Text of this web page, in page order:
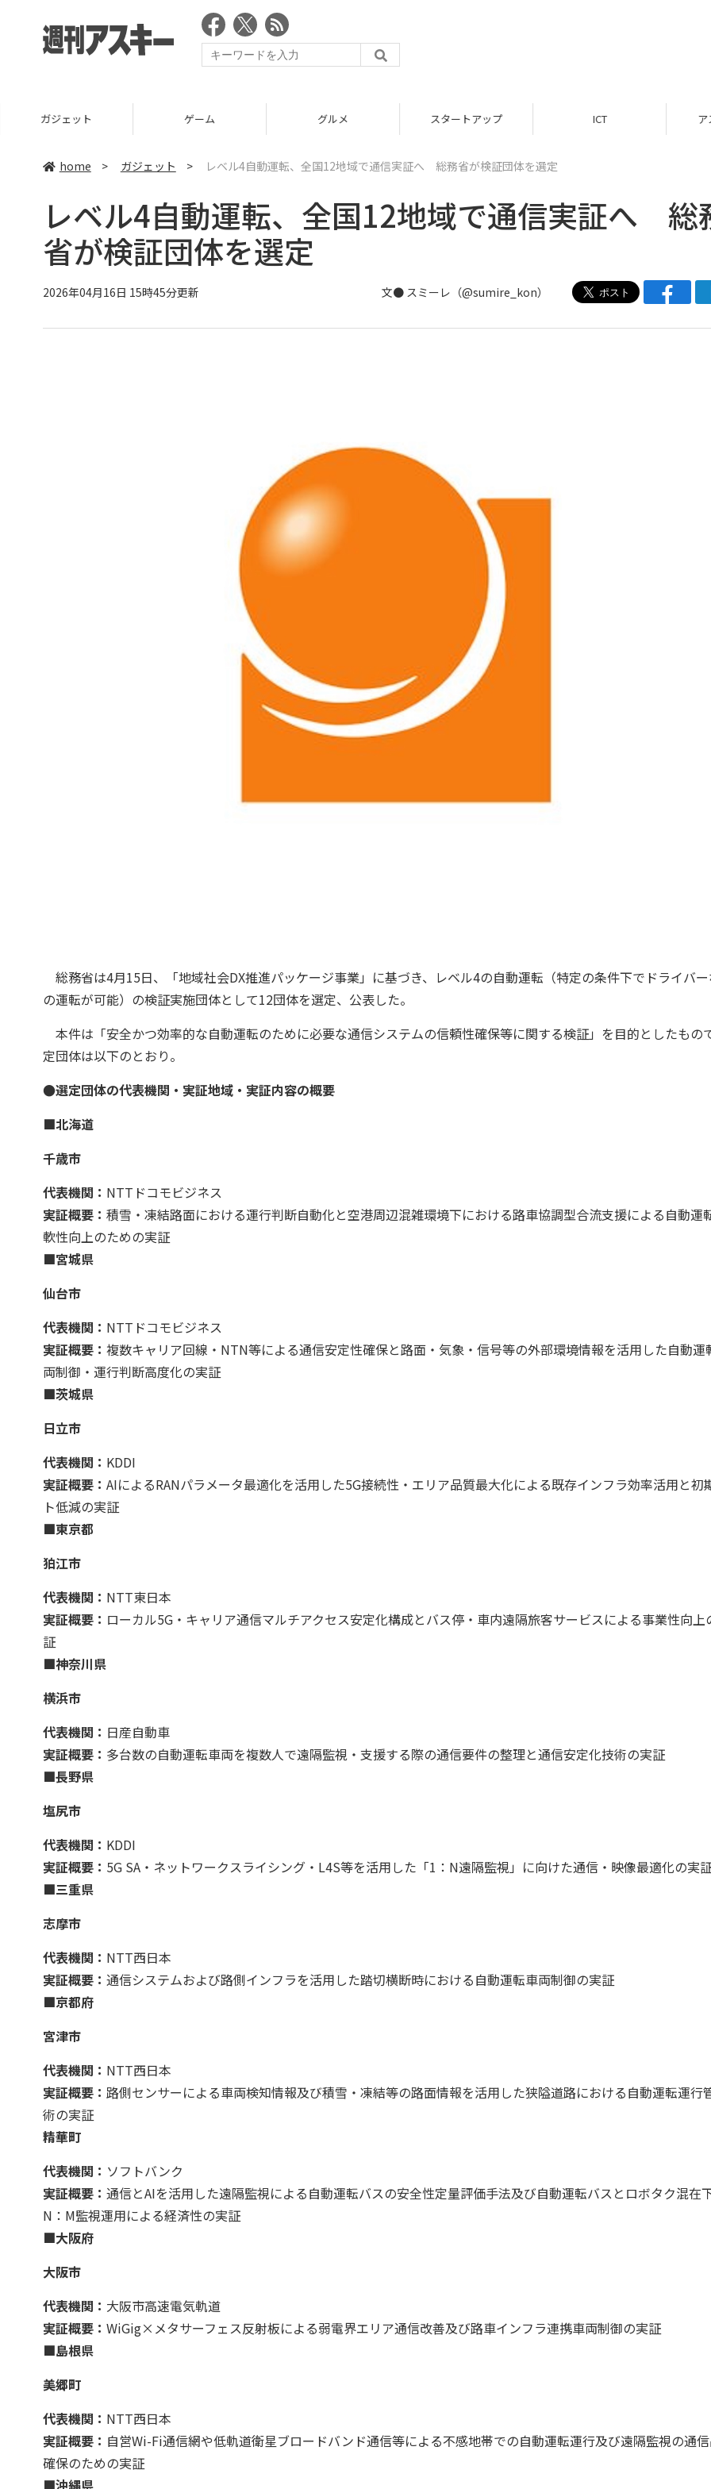
ガジェット ゲーム グルメ スタートアップ ICT ア
home > ガジェット > レベル4自動運転、全国12地域で通信実証へ 総務省が検証団体を選定
レベル4自動運転、全国12地域で通信実証へ 総
省が検証団体を選定
2026年04月16日 15時45分更新 文● スミーレ（@sumire_kon）
総務省は4月15日、「地域社会DX推進パッケージ事業」に基づき、レベル4の自動運転（特定の条件下でドライバー
の運転が可能）の検証実施団体として12団体を選定、公表した。
本件は「安全かつ効率的な自動運転のために必要な通信システムの信頼性確保等に関する検証」を目的としたもの
定団体は以下のとおり。
●選定団体の代表機関・実証地域・実証内容の概要
■北海道
千歳市
代表機関： NTTドコモビジネス
実証概要： 積雪・凍結路面における運行判断自動化と空港周辺混雑環境下における路車協調型合流支援による自動運
軟性向上のための実証
■宮城県
仙台市
代表機関： NTTドコモビジネス
実証概要： 複数キャリア回線・NTN等による通信安定性確保と路面・気象・信号等の外部環境情報を活用した自動運
両制御・運行判断高度化の実証
■茨城県
日立市
代表機関： KDDI
実証概要： AIによるRANパラメータ最適化を活用した5G接続性・エリア品質最大化による既存インフラ効率活用と初
ト低減の実証
■東京都
狛江市
代表機関： NTT東日本
実証概要： ローカル5G・キャリア通信マルチアクセス安定化構成とバス停・車内遠隔旅客サービスによる事業性向上
証
■神奈川県
横浜市
代表機関： 日産自動車
実証概要： 多台数の自動運転車両を複数人で遠隔監視・支援する際の通信要件の整理と通信安定化技術の実証
■長野県
塩尻市
代表機関： KDDI
実証概要： 5G SA・ネットワークスライシング・L4S等を活用した「1：N遠隔監視」に向けた通信・映像最適化の実
■三重県
志摩市
代表機関： NTT西日本
実証概要： 通信システムおよび路側インフラを活用した踏切横断時における自動運転車両制御の実証
■京都府
宮津市
代表機関： NTT西日本
実証概要： 路側センサーによる車両検知情報及び積雪・凍結等の路面情報を活用した狭隘道路における自動運転運行
術の実証
精華町
代表機関： ソフトバンク
実証概要： 通信とAIを活用した遠隔監視による自動運転バスの安全性定量評価手法及び自動運転バスとロボタク混在
N：M監視運用による経済性の実証
■大阪府
大阪市
代表機関： 大阪市高速電気軌道
実証概要： WiGig×メタサーフェス反射板による弱電界エリア通信改善及び路車インフラ連携車両制御の実証
■島根県
美郷町
代表機関： NTT西日本
実証概要： 自営Wi-Fi通信網や低軌道衛星ブロードバンド通信等による不感地帯での自動運転運行及び遠隔監視の通
確保のための実証
■沖縄県